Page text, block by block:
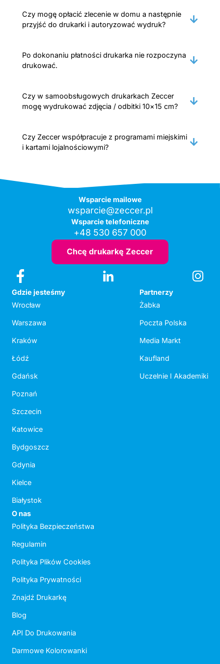
Czy mogę opłacić zlecenie w domu a następnie
przyjść do drukarki i autoryzować wydruk?
Po dokonaniu płatności drukarka nie rozpoczyna
drukować.
Czy w samoobsługowych drukarkach Zeccer
mogę wydrukować zdjęcia / odbitki 10×15 cm?
Czy Zeccer współpracuje z programami miejskimi
i kartami lojalnościowymi?
Wsparcie mailowe
wsparcie@zeccer.pl
Wsparcie telefoniczne
+48 530 657 000
Chcę drukarkę Zeccer
Gdzie jesteśmy
Wrocław
Warszawa
Kraków
Łódź
Gdańsk
Poznań
Szczecin
Katowice
Bydgoszcz
Gdynia
Kielce
Białystok
Partnerzy
Żabka
Poczta Polska
Media Markt
Kaufland
Uczelnie I Akademiki
O nas
Polityka Bezpieczeństwa
Regulamin
Polityka Plików Cookies
Polityka Prywatności
Znajdź Drukarkę
Blog
API Do Drukowania
Darmowe Kolorowanki